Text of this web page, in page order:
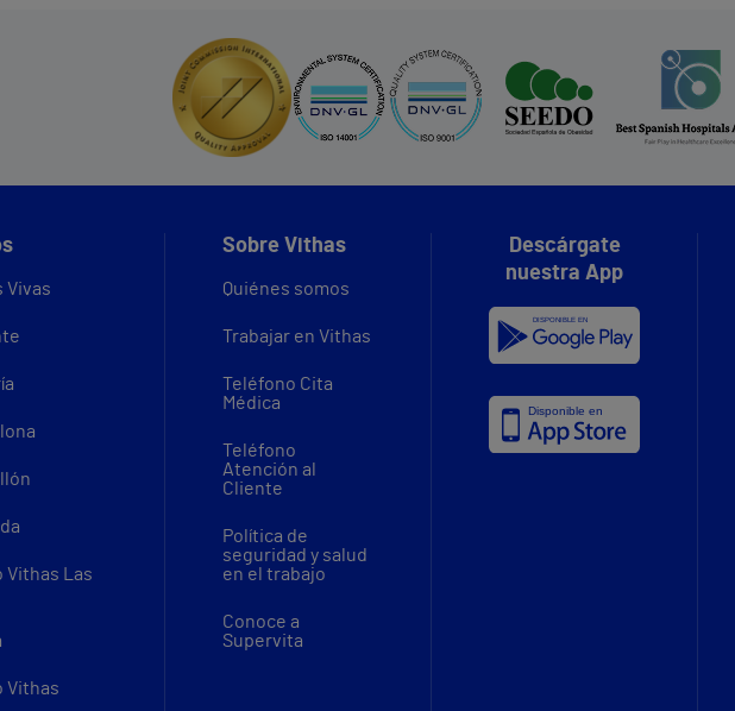
Vivas
Vithas Las
Vithas
Sobre Vithas
Quiénes somos
Trabajar en Vithas
Teléfono Cita
Médica
Teléfono
Atención al
Cliente
Política de
seguridad y salud
en el trabajo
Conoce a
Supervita
Descárgate
nuestra App